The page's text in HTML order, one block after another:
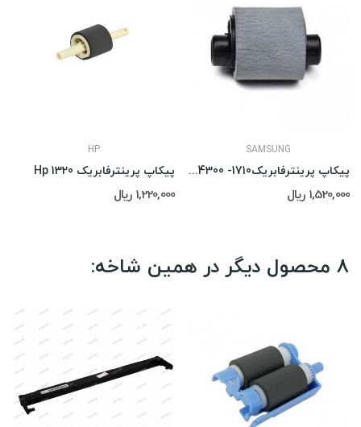
HP
پیکاپ پرینترفابریک Hp 1320
1,220,000 ریال
SAMSUNG
پیکاپ پرینترفابریک1710- Samsung SCX-4300
1,520,000 ریال
8 محصول دیگر در همین شاخه: